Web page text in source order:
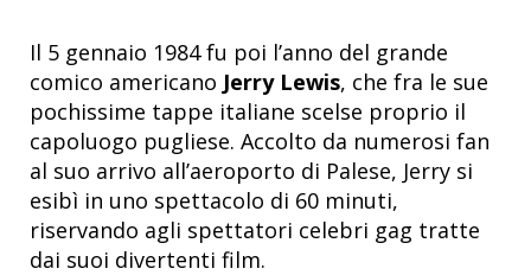
Il 5 gennaio 1984 fu poi l’anno del grande
comico americano Jerry Lewis, che fra le sue
pochissime tappe italiane scelse proprio il
capoluogo pugliese. Accolto da numerosi fan
al suo arrivo all’aeroporto di Palese, Jerry si
esibì in uno spettacolo di 60 minuti,
riservando agli spettatori celebri gag tratte
dai suoi divertenti film.